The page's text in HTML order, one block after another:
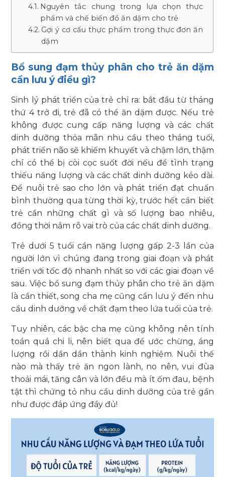
Nguyên tắc chung trong lựa chọn thực
phẩm và chế biến đồ ăn dặm cho trẻ
Gợi ý cơ cấu thực phẩm trong thực đơn ăn
dặm
Bổ sung đạm thủy phân cho trẻ ăn dặm
cần lưu ý điều gì?
Sinh lý phát triển của trẻ chỉ ra: bắt đầu từ tháng
thứ 4 trở đi, trẻ đã có thể ăn dặm được. Nếu trẻ
không được cung cấp năng lượng và các chất
dinh dưỡng thỏa mãn nhu cầu theo tháng tuổi,
phát triển não sẽ khiếm khuyết và chậm lớn, thậm
chí có thể bị còi cọc suốt đời nếu để tình trạng
thiếu năng lượng và các chất dinh dưỡng kéo dài.
Để nuôi trẻ sao cho lớn và phát triển đạt chuẩn
bình thường qua từng thời kỳ, trước hết cần biết
trẻ cần những chất gì và số lượng bao nhiêu,
đồng thời nắm rõ vai trò của các chất dinh dưỡng.
Trẻ dưới 5 tuổi cần năng lượng gấp 2-3 lần của
người lớn vì chúng đang trong giai đoạn và phát
triển với tốc độ nhanh nhất so với các giai đoạn về
sau. Việc bổ sung đạm thủy phân cho trẻ ăn dặm
là cần thiết, song cha mẹ cũng cần lưu ý đến nhu
cầu dinh dưỡng về chất đạm theo lứa tuổi của trẻ.
Tuy nhiên, các bậc cha mẹ cũng không nên tính
toán quá chi li, nên biết qua để ước chừng, áng
lượng rồi dần dần thành kinh nghiệm. Nuôi thế
nào mà thấy trẻ ăn ngon lành, no nên, vui đùa
thoải mái, tăng cân và lớn đều mà ít ốm đau, bệnh
tật thì chứng tỏ nhu cầu dinh dưỡng của trẻ gần
như được đáp ứng đầy đủ!